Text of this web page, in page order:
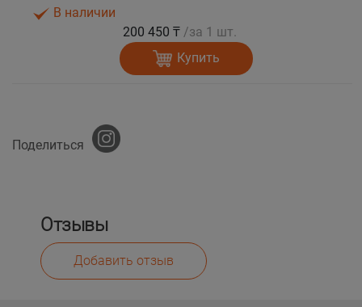
В наличии
200 450 ₸ /за 1 шт.
Купить
Поделиться
Отзывы
Добавить отзыв